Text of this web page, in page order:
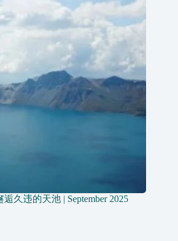
久违的天池 | September 2025